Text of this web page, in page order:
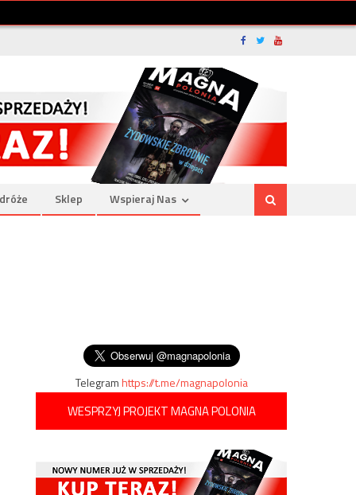
Sklep Wspieraj Nas
Telegramhttps://t.me/magnapolonia
WESPRZYJ PROJEKT MAGNA POLONIA